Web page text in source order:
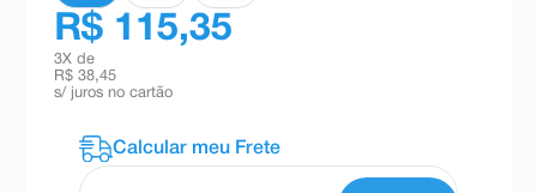
R$ 115,35
3X de
R$ 38,45
s/ juros no cartão